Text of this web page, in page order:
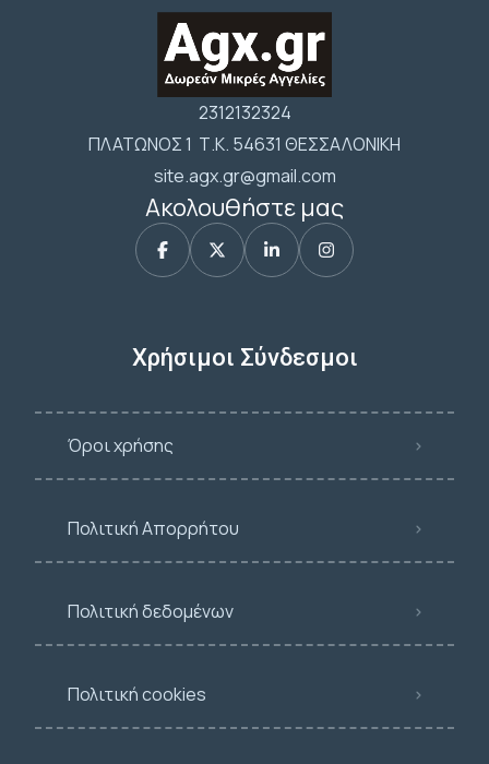
2312132324
ΠΛΑΤΩΝΟΣ 1 Τ.Κ. 54631 ΘΕΣΣΑΛΟΝΙΚΗ
site.agx.gr@gmail.com
Ακολουθήστε μας
Χρήσιμοι Σύνδεσμοι
Όροι χρήσης
Πολιτική Απορρήτου
Πολιτική δεδομένων
Πολιτική cookies